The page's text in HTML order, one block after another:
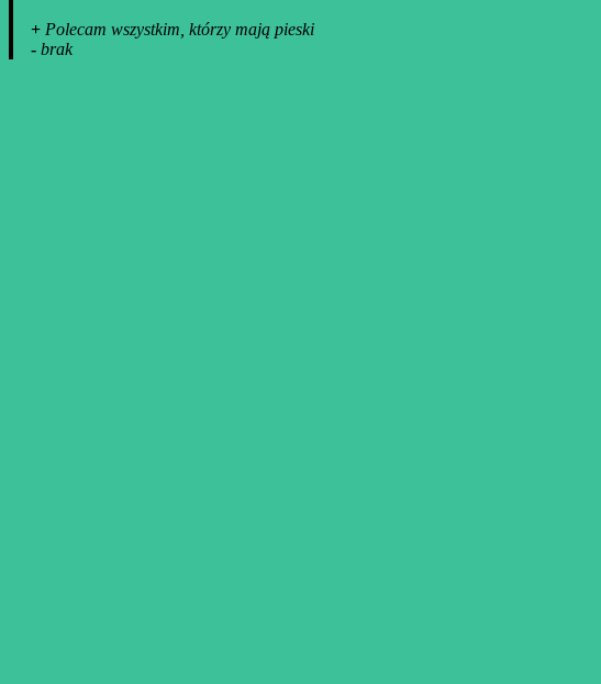
+ Polecam wszystkim, którzy mają pieski
- brak